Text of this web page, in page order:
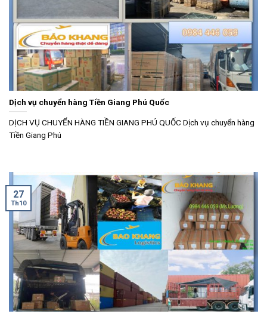
Dịch vụ chuyển hàng Tiền Giang Phú Quốc
DỊCH VỤ CHUYỂN HÀNG TIỀN GIANG PHÚ QUỐC Dịch vụ chuyển hàng
Tiền Giang Phú
27
Th10